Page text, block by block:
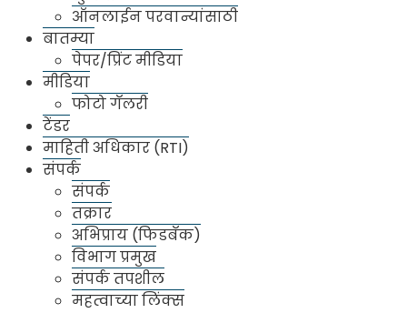
ऑनलाईन परवान्यांसाठी
बातम्या
पेपर/प्रिंट मीडिया
मीडिया
फोटो गॅलरी
टेंडर
माहिती अधिकार (RTI)
संपर्क
संपर्क
तक्रार
अभिप्राय (फिडबॅक)
विभाग प्रमुख
संपर्क तपशील
महत्वाच्या लिंक्स
मसाला मार्केट
बाजार आवार निहाय अनुज्ञप्ती तपशील
उपक्रम
ई-राष्ट्रीय कृषि बाजार (ई-नाम)